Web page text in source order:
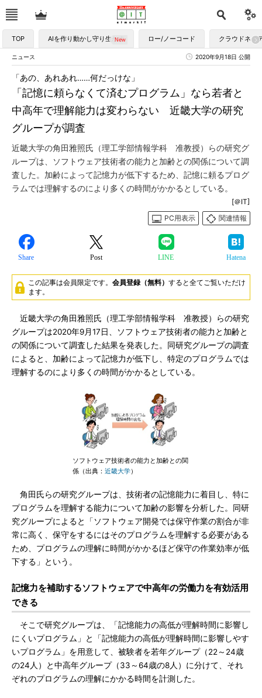
TOP AIを作り動かし守り生かす ロー/ノーコード クラウドネイ
ニュース 2020年9月18日 公開
「記憶に頼らなくて済むプログラム」なら若者と
中高年で理解能力は変わらない 近畿大学の研究
グループが調査
「あの、あれあれ……何だっけな」
近畿大学の角田雅照氏（理工学部情報学科 准教授）らの研究グ
ループは、ソフトウェア技術者の能力と加齢との関係について調
査した。加齢によって記憶力が低下するため、記憶に頼るプログ
ラムでは理解するのにより多くの時間がかかるとしている。
[＠IT]
PC用表示
関連情報
Share Post LINE Hatena
この記事は会員限定です。 会員登録（無料） すると全てご覧いただけ
ます。
近畿大学の角田雅照氏（理工学部情報学科 准教授）らの研究
グループは2020年9月17日、ソフトウェア技術者の能力と加齢と
の関係について調査した結果を発表した。同研究グループの調査
によると、加齢によって記憶力が低下し、特定のプログラムでは
理解するのにより多くの時間がかかるとしている。
ソフトウェア技術者の能力と加齢との関
係（出典： 近畿大学）
角田氏らの研究グループは、技術者の記憶能力に着目し、特に
プログラムを理解する能力について加齢の影響を分析した。同研
究グループによると「ソフトウェア開発では保守作業の割合が非
常に高く、保守をするにはそのプログラムを理解する必要がある
ため、プログラムの理解に時間がかかるほど保守の作業効率が低
下する」という。
記憶力を補助するソフトウェアで中高年の労働力を有効活用
できる
そこで研究グループは、「記憶能力の高低が理解時間に影響し
にくいプログラム」と「記憶能力の高低が理解時間に影響しやす
いプログラム」を用意して、被験者を若年グループ（22～24歳
の24人）と中高年グループ（33～64歳の8人）に分けて、それ
ぞれのプログラムの理解にかかる時間を計測した。